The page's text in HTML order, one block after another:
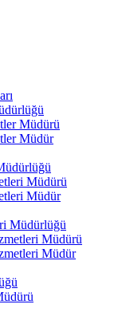
Müdürü
Müdür
Müdürü
Müdür
Müdürlüğü
Müdürü
Müdür